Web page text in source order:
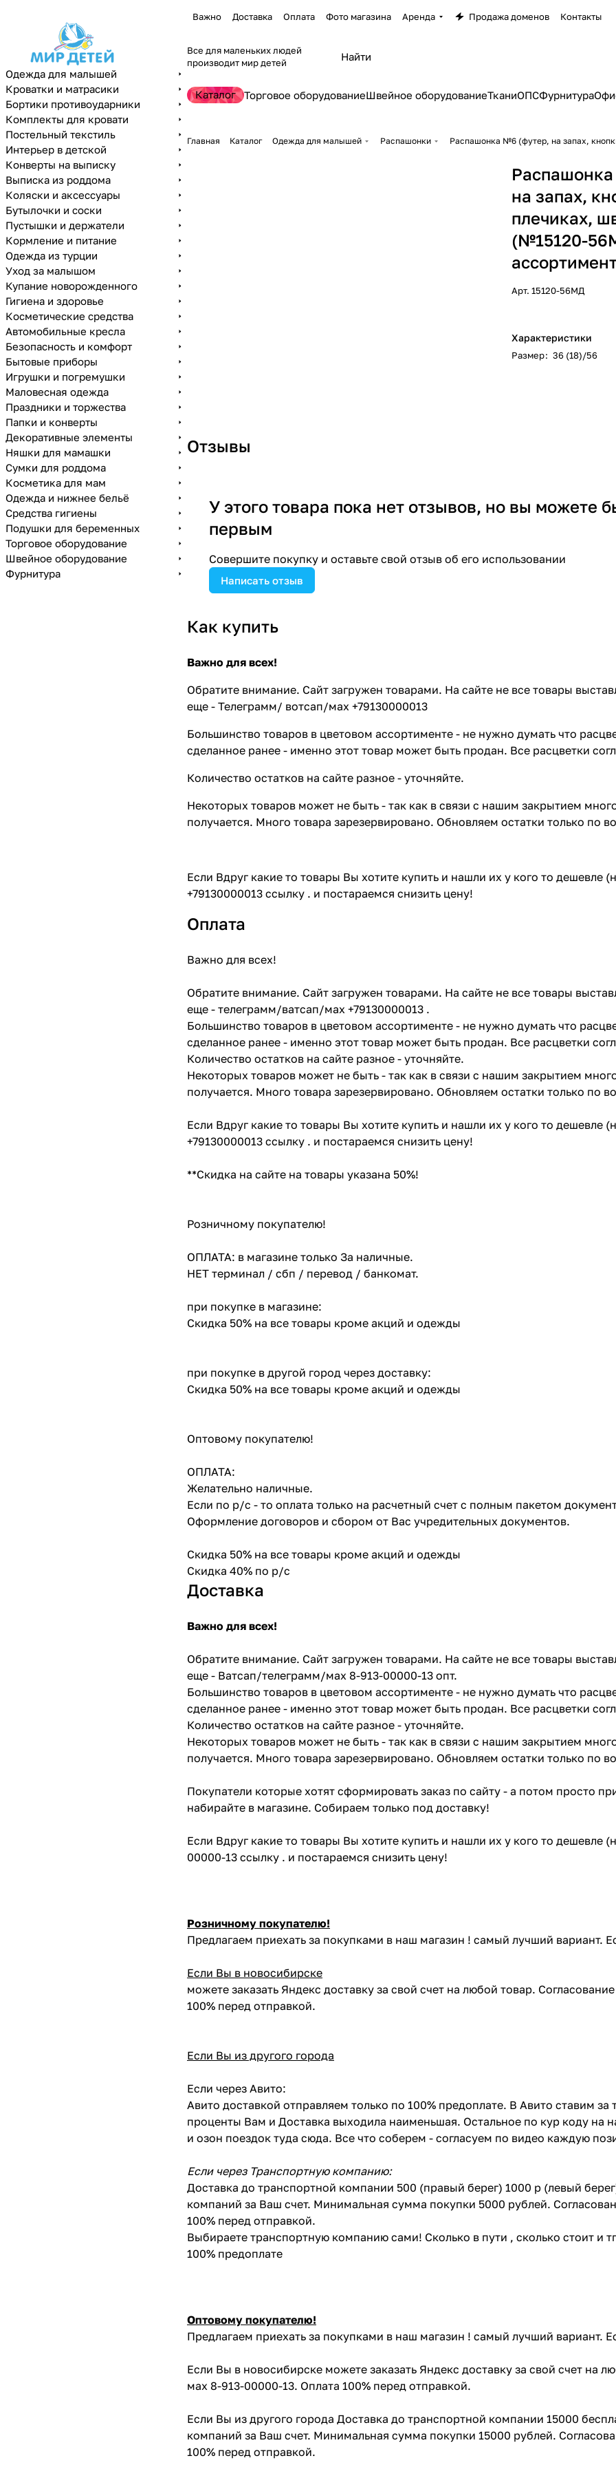
Важно Доставка Оплата Фото магазина Аренда Продажа доменов Контакты
Все для маленьких людей
производит мир детей
Каталог Торговое оборудованиеШвейное оборудованиеТканиОПСФурнитура
Главная Каталог Одежда для малышей Распашонки Распашонка №6 (футер, на запах,
на запах,
плечиках,
(№15120-
Арт. 15120-56МД
Характеристики
Размер: 36 (18)/56
Отзывы
У этого товара пока нет отзывов, но вы можете
первым
Совершите покупку и оставьте свой отзыв об его использовании
Написать отзыв
Как купить
Важно для всех!
Обратите внимание. Сайт загружен товарами. На сайте не все товары
еще - Телеграмм/ вотсап/мах +79130000013
Большинство товаров в цветовом ассортименте - не нужно думать что
сделанное ранее - именно этот товар может быть продан. Все расцветки
Количество остатков на сайте разное - уточняйте.
Некоторых товаров может не быть - так как в связи с нашим закрытием
получается. Много товара зарезервировано. Обновляем остатки только по
Если Вдруг какие то товары Вы хотите купить и нашли их у кого то
+79130000013 ссылку . и постараемся снизить цену!
Оплата
Важно для всех!
Обратите внимание. Сайт загружен товарами. На сайте не все товары
еще - телеграмм/ватсап/мах +79130000013 .
Большинство товаров в цветовом ассортименте - не нужно думать что
сделанное ранее - именно этот товар может быть продан. Все расцветки
Количество остатков на сайте разное - уточняйте.
Некоторых товаров может не быть - так как в связи с нашим закрытием
получается. Много товара зарезервировано. Обновляем остатки только по
Если Вдруг какие то товары Вы хотите купить и нашли их у кого то
+79130000013 ссылку . и постараемся снизить цену!
**Скидка на сайте на товары указана 50%!
Розничному покупателю!
ОПЛАТА: в магазине только За наличные.
НЕТ терминал / сбп / перевод / банкомат.
при покупке в магазине:
Скидка 50% на все товары кроме акций и одежды
при покупке в другой город через доставку:
Скидка 50% на все товары кроме акций и одежды
Оптовому покупателю!
ОПЛАТА:
Желательно наличные.
Если по р/с - то оплата только на расчетный счет с полным пакетом
Оформление договоров и сбором от Вас учредительных документов.
Скидка 50% на все товары кроме акций и одежды
Скидка 40% по р/с
Доставка
Важно для всех!
Обратите внимание. Сайт загружен товарами. На сайте не все товары
еще - Ватсап/телеграмм/мах 8-913-00000-13 опт.
Большинство товаров в цветовом ассортименте - не нужно думать что
сделанное ранее - именно этот товар может быть продан. Все расцветки
Количество остатков на сайте разное - уточняйте.
Некоторых товаров может не быть - так как в связи с нашим закрытием
получается. Много товара зарезервировано. Обновляем остатки только по
Покупатели которые хотят сформировать заказ по сайту - а потом просто
набирайте в магазине. Собираем только под доставку!
Если Вдруг какие то товары Вы хотите купить и нашли их у кого то
00000-13 ссылку . и постараемся снизить цену!
Розничному покупателю!
Предлагаем приехать за покупками в наш магазин ! самый лучший вариант.
Если Вы в новосибирске
можете заказать Яндекс доставку за свой счет на любой товар.
100% перед отправкой.
Если Вы из другого города
Если через Авито:
Авито доставкой отправляем только по 100% предоплате. В Авито ставим
проценты Вам и Доставка выходила наименьшая. Остальное по кур коду
и озон поездок туда сюда. Все что соберем - согласуем по видео каждую
Если через Транспортную компанию:
Доставка до транспортной компании 500 (правый берег) 1000 р (левый
компаний за Ваш счет. Минимальная сумма покупки 5000 рублей.
100% перед отправкой.
Выбираете транспортную компанию сами! Сколько в пути , сколько стоит и
100% предоплате
Оптовому покупателю!
Предлагаем приехать за покупками в наш магазин ! самый лучший вариант.
Если Вы в новосибирске можете заказать Яндекс доставку за свой счет на
мах 8-913-00000-13. Оплата 100% перед отправкой.
Если Вы из другого города Доставка до транспортной компании 15000
компаний за Ваш счет. Минимальная сумма покупки 15000 рублей.
100% перед отправкой.
Одежда для малышей
Кроватки и матрасики
Бортики противоударники
Комплекты для кровати
Постельный текстиль
Интерьер в детской
Конверты на выписку
Выписка из роддома
Коляски и аксессуары
Бутылочки и соски
Пустышки и держатели
Кормление и питание
Одежда из турции
Уход за малышом
Купание новорожденного
Гигиена и здоровье
Косметические средства
Автомобильные кресла
Безопасность и комфорт
Бытовые приборы
Игрушки и погремушки
Маловесная одежда
Праздники и торжества
Папки и конверты
Декоративные элементы
Няшки для мамашки
Сумки для роддома
Косметика для мам
Одежда и нижнее бельё
Средства гигиены
Подушки для беременных
Торговое оборудование
Швейное оборудование
Фурнитура